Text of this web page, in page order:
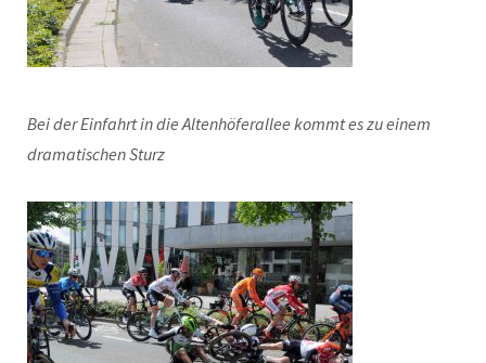
Bei der Einfahrt in die Altenhöferallee kommt es zu einem
dramatischen Sturz